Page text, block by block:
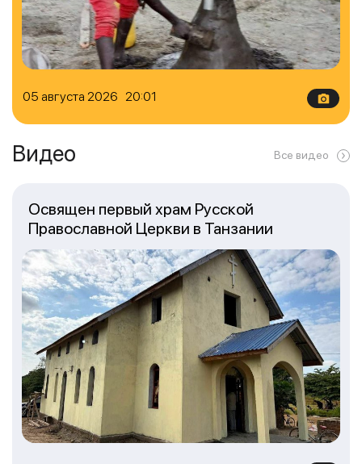
05 августа 2026 20:01
Видео Все видео
Освящен первый храм Русской
Православной Церкви в Танзании